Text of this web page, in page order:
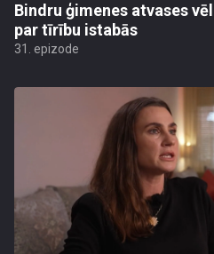
Bindru ģimenes atvases
par tīrību istabās
31. epizode